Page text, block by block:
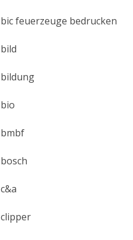
bic feuerzeuge bedrucken
bild
bildung
bio
bmbf
bosch
c&a
clipper